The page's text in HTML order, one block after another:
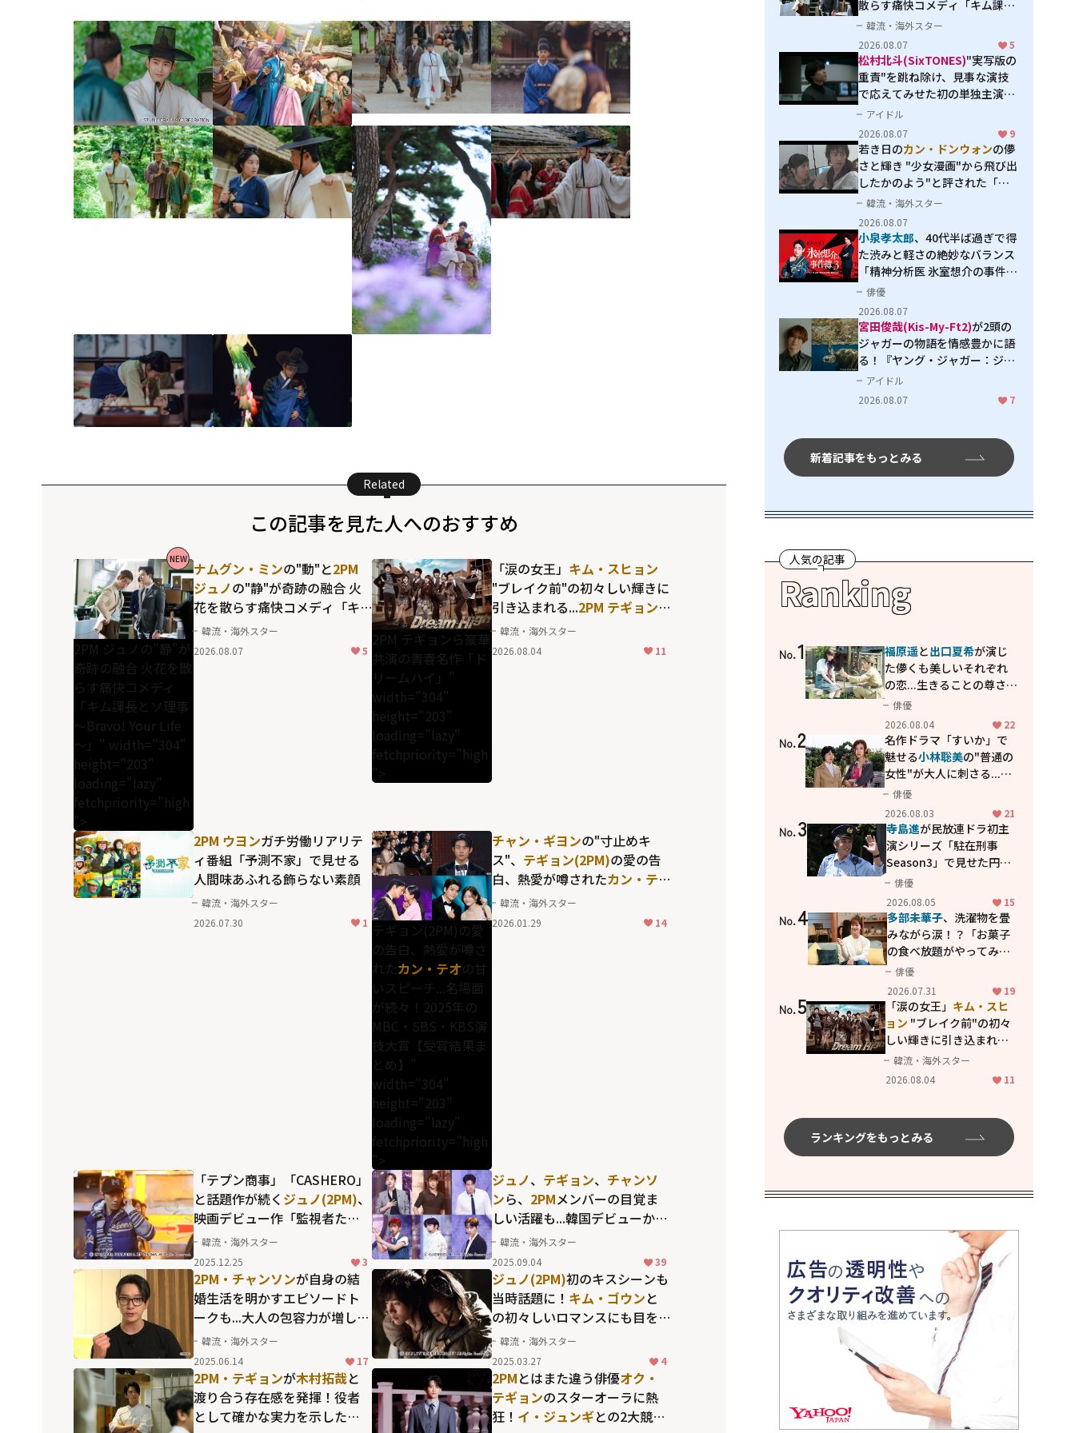
Related
この記事を見た人へのおすすめ
2PM ジュノの"静"が
奇跡の融合 火花を散
らす痛快コメディ
「キム課長とソ理事
～Bravo! Your Life
～」" width="304"
height="203"
loading="lazy"
fetchpriority="high
">
ナムグン・ミンの"動"と2PM
ジュノの"静"が奇跡の融合 火
花を散らす痛快コメディ「キ
ム課長とソ理事～Bravo! Your
Life～」
韓流・海外スター
2026.08.07
5
NEW
2PM テギョンら豪華
共演の青春名作「ド
リームハイ」"
width="304"
height="203"
loading="lazy"
fetchpriority="high
">
「涙の女王」 キム・スヒョン
"ブレイク前"の初々しい輝きに
引き込まれる...2PM テギョン
ら豪華共演の青春名作「ドリ
ームハイ」
韓流・海外スター
2026.08.04
11
2PM ウヨンガチ労働リアリテ
ィ番組「予測不家」で見せる
人間味あふれる飾らない素顔
韓流・海外スター
2026.07.30
1 テギョン(2PM)の愛
の告白、熱愛が噂さ
れたカン・テオの甘
いスピーチ...名場面
が続々！2025年の
MBC・SBS・KBS演
技大賞【受賞結果ま
とめ】"
width="304"
height="203"
loading="lazy"
fetchpriority="high
">
チャン・ギヨンの"寸止めキ
ス"、 テギョン(2PM)の愛の告
白、熱愛が噂されたカン・テ
オの甘いスピーチ...名場面が
続々！2025年のMBC・SBS・
韓流・海外スター
2026.01.29
14
「テプン商事」「CASHERO」
と話題作が続く ジュノ(2PM)、
映画デビュー作「監視者た
ち」から際立っていた俳優と
しての高いポテンシャル
韓流・海外スター
2025.12.25
3
ジュノ、 テギョン、 チャンソ
ンら、 2PMメンバーの目覚ま
しい活躍も...韓国デビューから
17周年を迎えたグループの足
跡
韓流・海外スター
2025.09.04
39
2PM・チャンソンが自身の結
婚生活を明かすエピソードト
ークも...大人の包容力が増した
「2PMのセクシー担当」の気
になる近況
韓流・海外スター
2025.06.14
17
ジュノ(2PM)初のキスシーンも
当時話題に！ キム・ゴウンと
の初々しいロマンスにも目を
奪われる約10年前の時代劇
「メモリーズ 追憶の剣」
韓流・海外スター
2025.03.27
4
2PM・テギョンが木村拓哉と
渡り合う存在感を発揮！役者
として確かな実力を示した
2PMとはまた違う俳優オク・
テギョンのスターオーラに熱
狂！ イ・ジュンギとの2大競演
散らす痛快コメディ「キム課長
とソ理事～Bravo! Your Life
～」
韓流・海外スター
2026.08.07
5
松村北斗(SixTONES)"実写版の
重責"を跳ね除け、見事な演技
で応えてみせた初の単独主演映
画「秒速5センチメートル」
アイドル
2026.08.07
9
若き日のカン・ドンウォンの儚
さと輝き "少女漫画"から飛び出
したかのよう"と評された「オ
オカミの誘惑」
韓流・海外スター
2026.08.07
小泉孝太郎、40代半ば過ぎで得
た渋みと軽さの絶妙なバランス
「精神分析医 氷室想介の事件簿
３」で見せる進化
俳優
2026.08.07
宮田俊哉(Kis-My-Ft2)が2頭の
ジャガーの物語を情感豊かに語
る！『ヤング・ジャガー：ジャ
ングル王への道』『ジャガーと
ウミガメの物語：熱帯林の守護
アイドル
2026.08.07
7
新着記事をもっとみる
人気の記事
Ranking
No.1 福原遥と出口夏希が演じ
た儚くも美しいそれぞれ
の恋...生きることの尊さを
教えてくれた映画「あの
花が咲く丘で、君とまた出
会えたら。」
俳優
2026.08.04
22
No.2
名作ドラマ「すいか」で
魅せる小林聡美の"普通の
女性"が大人に刺さる...映
画「かもめ食堂」にも通
じる静かな芝居
俳優
2026.08.03
21
No.3 寺島進が民放連ドラ初主
演シリーズ「駐在刑事
Season3」で見せた円熟
の演技
俳優
2026.08.05
15
No.4 多部未華子、洗濯物を畳
みながら涙！？「お菓子
の食べ放題がやってみた
い」ハンディファン4台の
暑さ対策も明かす
俳優
2026.07.31
19
No.5 「涙の女王」 キム・スヒ
ョン "ブレイク前"の初々
しい輝きに引き込まれ
る...2PM テギョン
共演の青春名作「ドリー
韓流・海外スター
2026.08.04
11
ランキングをもっとみる